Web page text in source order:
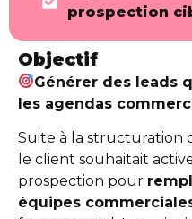
prospection
Objectif
Générer des leads
les agendas
Suite à la structuration
le client souhaitait
prospection pour
équipes